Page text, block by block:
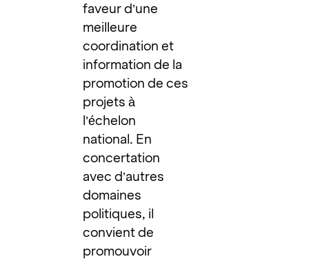
faveur d’une
meilleure
coordination et
information de la
promotion de ces
projets à
l’échelon
national. En
concertation
avec d’autres
domaines
politiques, il
convient de
promouvoir